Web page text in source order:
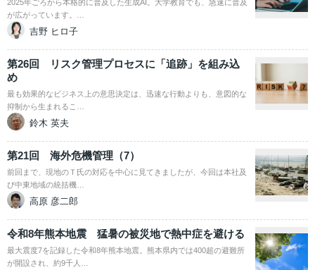
2025年ごろから本格的に普及した生成AI。大学教育でも、急速に普及
が広がっています。…
吉野 ヒロ子
第26回 リスク管理プロセスに「追跡」を組み込
め
最も効果的なビジネス上の意思決定は、迅速な行動よりも、意図的な
抑制から生まれるこ…
鈴木 英夫
第21回 海外危機管理（7）
前回まで、現地のＴ氏の対応を中心に見てきましたが、今回は本社及
び中東地域の統括機…
高原 彦二郎
令和8年熊本地震 猛暑の被災地で熱中症を避ける
最大震度7を記録した令和8年熊本地震。熊本県内では400超の避難所
が開設され、約9千人…